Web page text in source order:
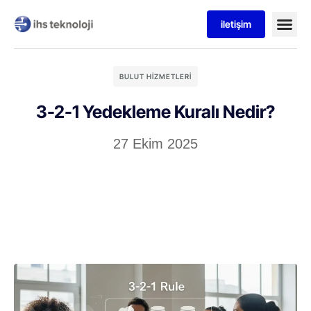
iletişim
BULUT HIZMETLERI
3-2-1 Yedekleme Kuralı Nedir?
27 Ekim 2025